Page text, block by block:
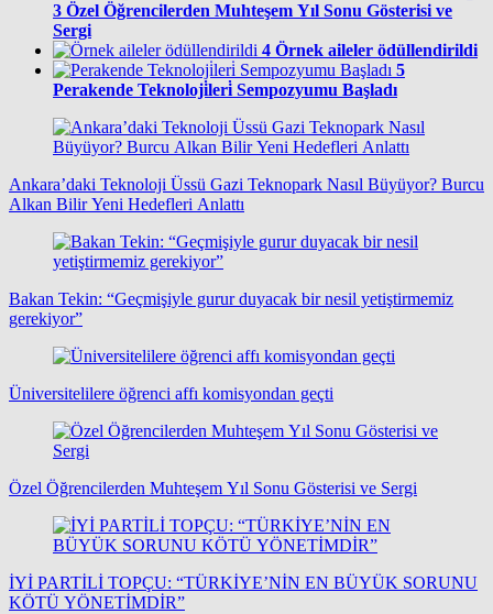
3 Özel Öğrencilerden Muhteşem Yıl Sonu Gösterisi ve
Sergi
4 Örnek aileler ödüllendirildi
5
Perakende Teknoloji̇leri̇ Sempozyumu Başladı
Ankara’daki Teknoloji Üssü Gazi Teknopark Nasıl Büyüyor? Burcu
Alkan Bilir Yeni Hedefleri Anlattı
Bakan Tekin: “Geçmişiyle gurur duyacak bir nesil yetiştirmemiz
gerekiyor”
Üniversitelilere öğrenci affı komisyondan geçti
Özel Öğrencilerden Muhteşem Yıl Sonu Gösterisi ve Sergi
İYİ PARTİLİ TOPÇU: “TÜRKİYE’NİN EN BÜYÜK SORUNU
KÖTÜ YÖNETİMDİR”